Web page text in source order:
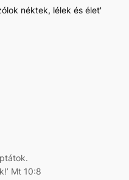
néktek, lélek és élet'
Mt 10:8